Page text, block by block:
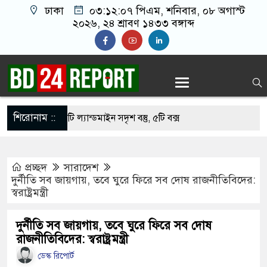
ঢাকা ০৩:১২:০৭ পিএম, শনিবার, ০৮ অগাস্ট
২০২৬, ২৪ শ্রাবণ ১৪৩৩ বঙ্গাব্দ
শিরোনাম ::
নিচে ১০টি ল্যান্ডমাইন সদৃশ বস্তু, ৫টি বক্স
ধরে নিয়ে যাওয়ার পরে ভারতীয় যুবককে ধরে
সঙ্গে ধস্তাধস্তি করে যুবলীগ নেতাকে ছিনিয়ে
প্রচ্ছদ
সারাদেশ
দুর্নীতি সব জায়গায়, তবে ঘুরে ফিরে সব দোষ রাজনীতিবিদের:
স্বরাষ্ট্রমন্ত্রী
দুর্নীতি সব জায়গায়, তবে ঘুরে ফিরে সব দোষ
রাজনীতিবিদের: স্বরাষ্ট্রমন্ত্রী
ডেস্ক রিপোর্ট